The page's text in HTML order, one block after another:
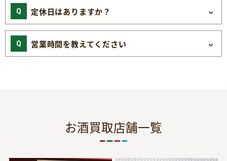
定休日はありますか？
営業時間を教えてください
お酒買取店舗一覧